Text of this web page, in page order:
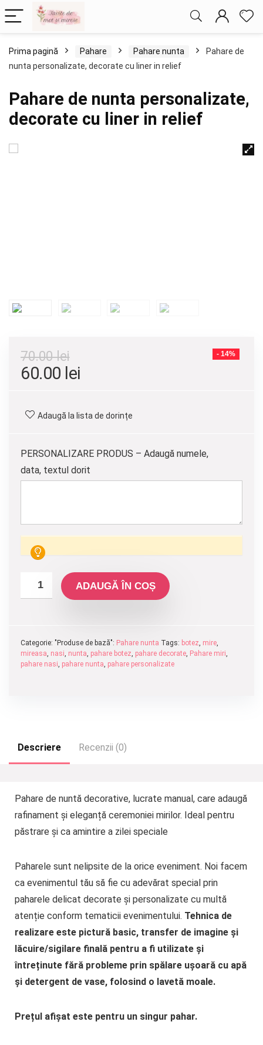
Prima pagină Pahare Pahare nunta
Pahare de
nunta personalizate, decorate cu liner in relief
Pahare de nunta personalizate,
decorate cu liner in relief
- 14%
70.00lei
Prețul
a
fost:
60.00 lei
60.00 lei.
Adaugă la lista de dorințe
PERSONALIZARE PRODUS – Adaugă numele,
data, textul dorit
ADAUGĂ ÎN COȘ
Categorie: "Produse de bază": Pahare nunta Tags: botez mire
mireasa nasi nunta pahare botez pahare decorate Pahare miri
pahare nasi pahare nunta pahare personalizate
Descriere Recenzii (0)
Pahare de nuntă decorative, lucrate manual, care adaugă
rafinament și eleganță ceremoniei mirilor. Ideal pentru
păstrare și ca amintire a zilei speciale
Paharele sunt nelipsite de la orice eveniment. Noi facem
ca evenimentul tău să fie cu adevărat special prin
paharele delicat decorate și personalizate cu multă
atenție conform tematicii evenimentului. Tehnica de
realizare este picturăbasic, transfer de imagine și
lăcuire/sigilare finală pentru a fi utilizate și
întreținute fără probleme prin spălare ușoară cu apă
și detergent de vase, folosind o lavetă moale.
Prețul afișat este pentru un singur pahar.